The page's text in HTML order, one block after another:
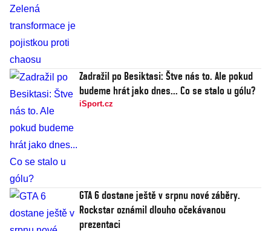
Zadražil po Besiktasi: Štve nás to. Ale pokud
budeme hrát jako dnes... Co se stalo u gólu?
iSport.cz
GTA 6 dostane ještě v srpnu nové záběry.
Rockstar oznámil dlouho očekávanou
prezentaci